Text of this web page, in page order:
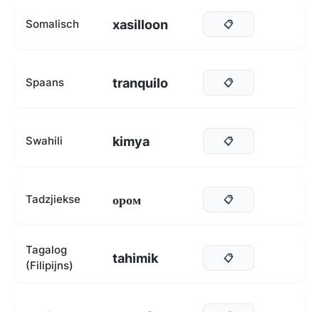
Somalisch xasilloon 📋
Spaans tranquilo 📋
Swahili kimya 📋
Tadzjiekse ором 📋
Tagalog
(Filipijns)
tahimik 📋